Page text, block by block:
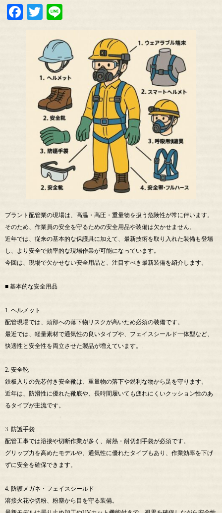
Facebook
Twitter
プラント配管業の現場は、高温・高圧・重量物を扱う危険性が常に伴います。
そのため、作業員の安全を守るための安全用品や装備は欠かせません。
近年では、従来の基本的な保護具に加えて、最新技術を取り入れた装備も登場
し、より安全で効率的な現場作業が可能になっています。
今回は、現場で欠かせない安全用品と、注目すべき最新装備を紹介します。
■ 基本的な安全用品
1. ヘルメット
配管現場では、頭部への落下物リスクが高いため必須の装備です。
最近では、軽量素材で通気性の良いタイプや、フェイスシールド一体型など、
快適性と安全性を両立させた製品が増えています。
2. 安全靴
鉄板入りの先芯付き安全靴は、重量物の落下や鋭利な物から足を守ります。
近年は、防滑性に優れた靴底や、長時間履いても疲れにくいクッション性のあ
るタイプが主流です。
3. 防護手袋
配管工事では溶接や切断作業が多く、耐熱・耐切創手袋が必須です。
グリップ力を高めたモデルや、通気性に優れたタイプもあり、作業効率を下げ
ずに安全を確保できます。
4. 防護メガネ・フェイスシールド
溶接火花や切粉、粉塵から目を守る装備。